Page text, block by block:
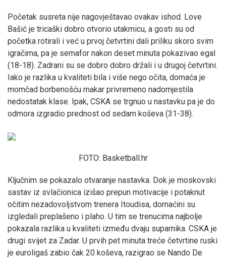
Početak susreta nije nagovještavao ovakav ishod. Love
Bašić je tricaški dobro otvorio utakmicu, a gosti su od
početka rotirali i već u prvoj četvrtini dali priliku skoro svim
igračima, pa je semafor nakon deset minuta pokazivao egal
(18-18). Zadrani su se dobro dobro držali i u drugoj četvrtini.
Iako je razlika u kvaliteti bila i više nego očita, domaća je
momčad borbenošću makar privremeno nadomjestila
nedostatak klase. Ipak, CSKA se trgnuo u nastavku pa je do
odmora izgradio prednost od sedam koševa (31-38).
FOTO: Basketball.hr
Ključnim se pokazalo otvaranje nastavka. Dok je moskovski
sastav iz svlačionica izišao prepun motivacije i potaknut
očitim nezadovoljstvom trenera Itoudisa, domaćini su
izgledali preplašeno i plaho. U tim se trenucima najbolje
pokazala razlika u kvaliteti između dvaju suparnika. CSKA je
drugi svijet za Zadar. U prvih pet minuta treće četvrtine ruski
je euroligaš zabio čak 20 koševa, razigrao se Nando De